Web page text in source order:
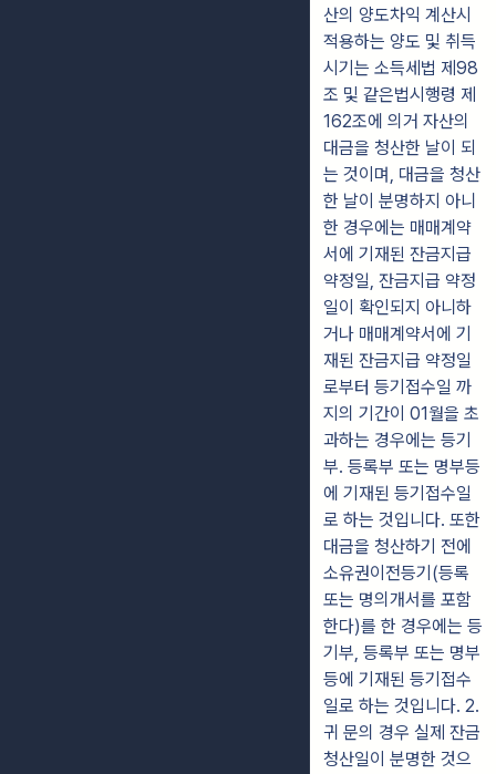
산의 양도차익 계산시
적용하는 양도 및 취득
시기는 소득세법 제98
조 및 같은법시행령 제
162조에 의거 자산의
대금을 청산한 날이 되
는 것이며, 대금을 청산
한 날이 분명하지 아니
한 경우에는 매매계약
서에 기재된 잔금지급
약정일, 잔금지급 약정
일이 확인되지 아니하
거나 매매계약서에 기
재된 잔금지급 약정일
로부터 등기접수일 까
지의 기간이 01월을 초
과하는 경우에는 등기
부. 등록부 또는 명부등
에 기재된 등기접수일
로 하는 것입니다. 또한
대금을 청산하기 전에
소유권이전등기(등록
또는 명의개서를 포함
한다)를 한 경우에는 등
기부, 등록부 또는 명부
등에 기재된 등기접수
일로 하는 것입니다. 2.
귀 문의 경우 실제 잔금
청산일이 분명한 것으